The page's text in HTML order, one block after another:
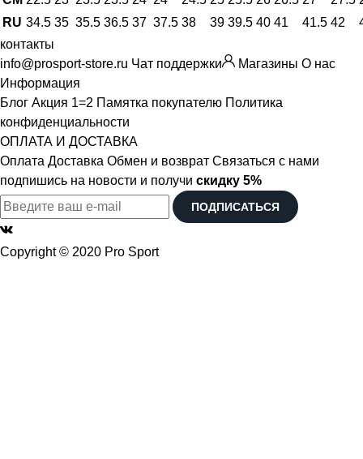
RU 34.5 35 35.5 36.5 37 37.5 38 39 39.5 40 41 41.5 42
контакты
info@prosport-store.ru Чат поддержки Магазины О нас
Информация
Блог Акция 1=2 Памятка покупателю Политика
конфиденциальности
ОПЛАТА И ДОСТАВКА
Оплата Доставка Обмен и возврат Связаться с нами
подпишись на новости и получи скидку 5%
ПОДПИСАТЬСЯ
Copyright © 2020 Pro Sport